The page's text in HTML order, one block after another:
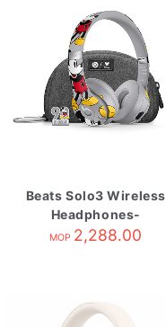
Beats Solo3 Wireless
Headphones-
Mickey's 90th
MOP 2,288.00